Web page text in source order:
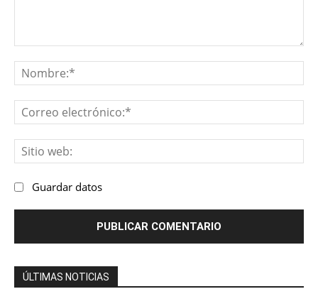
Guardar datos
ÚLTIMAS NOTICIAS